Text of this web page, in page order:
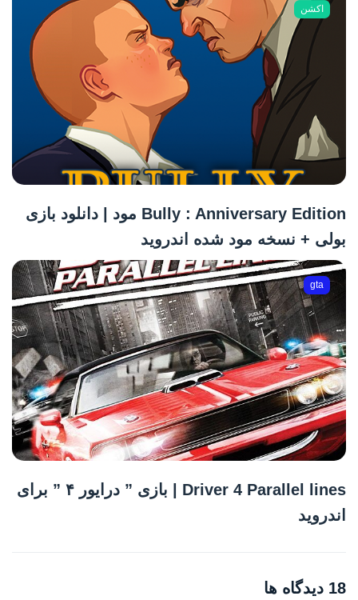
اکشن
Bully : Anniversary Edition مود | دانلود بازی
بولی + نسخه مود شده اندروید
gta
Driver 4 Parallel lines | بازی ” درایور ۴ ” برای
اندروید
18 دیدگاه ها